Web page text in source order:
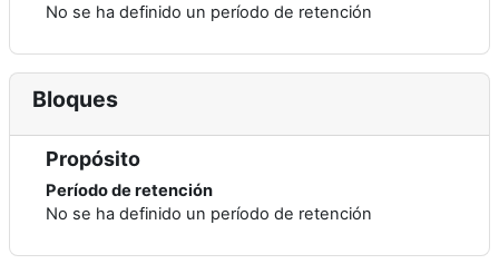
No se ha definido un período de retención
Bloques
Propósito
Período de retención
No se ha definido un período de retención